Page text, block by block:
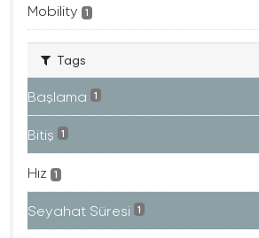
Mobility 1
Tags
Başlama 1
Bitiş 1
Hız 1
Seyahat Süresi 1